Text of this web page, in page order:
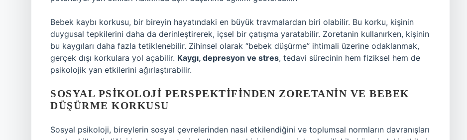
Bebek kaybı korkusu, bir bireyin hayatındaki en büyük travmalardan biri olabilir. Bu korku, kişinin
duygusal tepkilerini daha da derinleştirerek, içsel bir çatışma yaratabilir. Zoretanin kullanırken, kişinin
bu kaygıları daha fazla tetiklenebilir. Zihinsel olarak “bebek düşürme” ihtimali üzerine odaklanmak,
gerçek dışı korkulara yol açabilir. Kaygı, depresyon ve stres, tedavi sürecinin hem fiziksel hem de
psikolojik yan etkilerini ağırlaştırabilir.
SOSYAL PSIKOLOJI PERSPEKTIFINDEN ZORETANIN VE BEBEK
DÜŞÜRME KORKUSU
Sosyal psikoloji, bireylerin sosyal çevrelerinden nasıl etkilendiğini ve toplumsal normların davranışları